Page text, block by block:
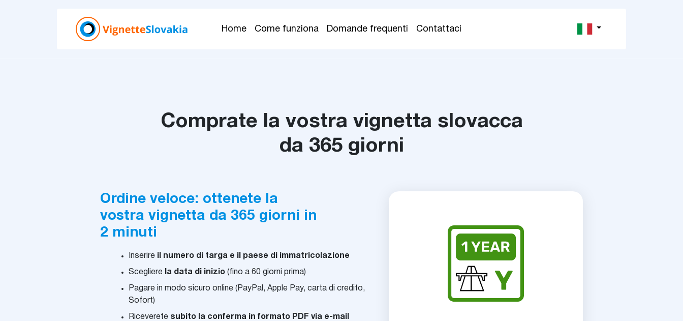
Home Come funziona Domande frequenti Contattaci
Comprate la vostra vignetta slovacca
da 365 giorni
Ordine veloce: ottenete la
vostra vignetta da 365 giorni in
2 minuti
Inserire il numero di targa e il paese di immatricolazione
Scegliere la data di inizio (fino a 60 giorni prima)
Pagare in modo sicuro online (PayPal, Apple Pay, carta di credito,
Sofort)
Riceverete subito la conferma in formato PDF via e-mail